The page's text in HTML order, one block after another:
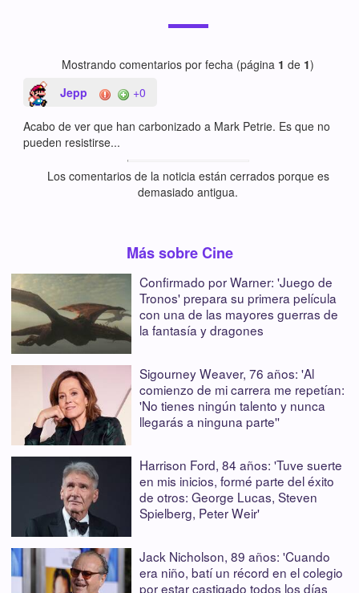
Mostrando comentarios por fecha (página 1 de 1)
Jepp
+0
Acabo de ver que han carbonizado a Mark Petrie. Es que no
pueden resistirse...
Los comentarios de la noticia están cerrados porque es
demasiado antigua.
Más sobre Cine
Confirmado por Warner: 'Juego de
Tronos' prepara su primera película
con una de las mayores guerras de
la fantasía y dragones
Sigourney Weaver, 76 años: 'Al
comienzo de mi carrera me repetían:
'No tienes ningún talento y nunca
llegarás a ninguna parte''
Harrison Ford, 84 años: 'Tuve suerte
en mis inicios, formé parte del éxito
de otros: George Lucas, Steven
Spielberg, Peter Weir'
Jack Nicholson, 89 años: 'Cuando
era niño, batí un récord en el colegio
por estar castigado todos los días